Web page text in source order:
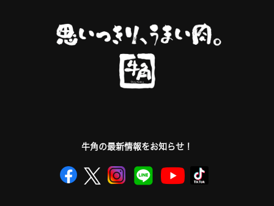
牛角の最新情報をお知らせ！